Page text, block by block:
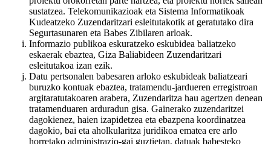
sustatzea. Telekomunikazioak eta Sistema Informatikoak
Kudeatzeko Zuzendaritzari esleitutakotik at geratutako dira
Segurtasunaren eta Babes Zibilaren arloak.
Informazio publikoa eskuratzeko eskubidea baliatzeko
eskaerak ebaztea, Giza Baliabideen Zuzendaritzari
esleitutakoa izan ezik.
Datu pertsonalen babesaren arloko eskubideak baliatzeari
buruzko kontuak ebaztea, tratamendu-jardueren erregistroan
argitaratutakoaren arabera, Zuzendaritza hau agertzen denean
tratamenduaren arduradun gisa. Gainerako zuzendaritzei
dagokienez, haien izapidetzea eta ebazpena koordinatzea
dagokio, bai eta aholkularitza juridikoa ematea ere arlo
horretako administrazio-gai guztietan, datuak babesteko